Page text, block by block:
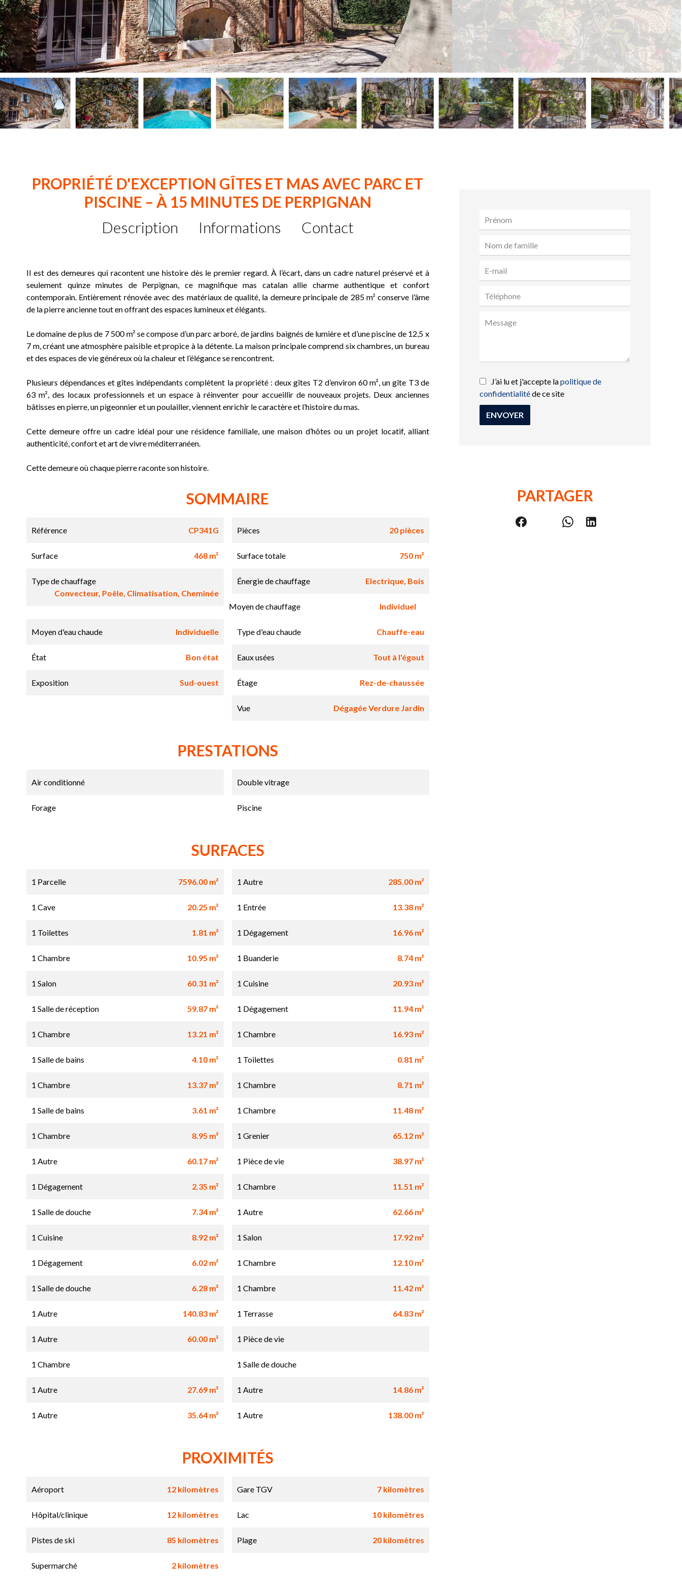
PROPRIÉTÉ D'EXCEPTION GÎTES ET MAS AVEC PARC ET
PISCINE – À 15 MINUTES DE PERPIGNAN
Description
Informations Contact
Il est des demeures qui racontent une histoire dès le premier regard. À l’écart, dans un cadre naturel préservé et à
seulement quinze minutes de Perpignan, ce magnifique mas catalan allie charme authentique et confort
contemporain. Entièrement rénovée avec des matériaux de qualité, la demeure principale de 285 m² conserve l’âme
de la pierre ancienne tout en offrant des espaces lumineux et élégants.
Le domaine de plus de 7 500 m² se compose d’un parc arboré, de jardins baignés de lumière et d’une piscine de 12,5 x
7 m, créant une atmosphère paisible et propice à la détente. La maison principale comprend six chambres, un bureau
et des espaces de vie généreux où la chaleur et l’élégance se rencontrent.
Plusieurs dépendances et gîtes indépendants complètent la propriété : deux gîtes T2 d’environ 60 m², un gîte T3 de
63 m², des locaux professionnels et un espace à réinventer pour accueillir de nouveaux projets. Deux anciennes
bâtisses en pierre, un pigeonnier et un poulailler, viennent enrichir le caractère et l’histoire du mas.
Cette demeure offre un cadre idéal pour une résidence familiale, une maison d’hôtes ou un projet locatif, alliant
authenticité, confort et art de vivre méditerranéen.
Cette demeure où chaque pierre raconte son histoire.
SOMMAIRE
Référence CP341G Pièces 20 pièces
Surface 468 m² Surface totale 750 m²
Type de chauffage
Convecteur, Poêle, Climatisation, Cheminée
Énergie de chauffage Electrique, Bois
Moyen de chauffage Individuel
Type d'eau chaude Chauffe-eau
Moyen d'eau chaude Individuelle
Eaux usées Tout à l'égout
État Bon état
Étage Rez-de-chaussée
Exposition Sud-ouest
Vue Dégagée Verdure Jardin
PRESTATIONS
Air conditionné Double vitrage
Forage Piscine
SURFACES
1 Parcelle 7596.00 m² 1 Autre 285.00 m²
1 Cave 20.25 m² 1 Entrée 13.38 m²
1 Toilettes 1.81 m² 1 Dégagement 16.96 m²
1 Chambre 10.95 m² 1 Buanderie 8.74 m²
1 Salon 60.31 m² 1 Cuisine 20.93 m²
1 Salle de réception 59.87 m² 1 Dégagement 11.94 m²
1 Chambre 13.21 m² 1 Chambre 16.93 m²
1 Salle de bains 4.10 m² 1 Toilettes 0.81 m²
1 Chambre 13.37 m² 1 Chambre 8.71 m²
1 Salle de bains 3.61 m² 1 Chambre 11.48 m²
1 Chambre 8.95 m² 1 Grenier 65.12 m²
1 Autre 60.17 m² 1 Pièce de vie 38.97 m²
1 Dégagement 2.35 m² 1 Chambre 11.51 m²
1 Salle de douche 7.34 m² 1 Autre 62.66 m²
1 Cuisine 8.92 m² 1 Salon 17.92 m²
1 Dégagement 6.02 m² 1 Chambre 12.10 m²
1 Salle de douche 6.28 m² 1 Chambre 11.42 m²
1 Autre 140.83 m² 1 Terrasse 64.83 m²
1 Autre 60.00 m² 1 Pièce de vie
1 Chambre 1 Salle de douche
1 Autre 27.69 m² 1 Autre 14.86 m²
1 Autre 35.64 m² 1 Autre 138.00 m²
PROXIMITÉS
Aéroport 12 kilomètres Gare TGV 7 kilomètres
Hôpital/clinique 12 kilomètres Lac 10 kilomètres
Pistes de ski 85 kilomètres Plage 20 kilomètres
Supermarché 2 kilomètres
J’ai lu et j'accepte lapolitique de
confidentialitéde ce site
ENVOYER
PARTAGER